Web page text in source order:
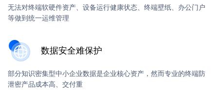
无法对终端软硬件资产、设备运行健康状态、终端壁纸、办公门户
等做到统一运维管理
数据安全难保护
部分知识密集型中小企业数据是企业核心资产，然而专业的终端防
泄密产品成本高、交付重